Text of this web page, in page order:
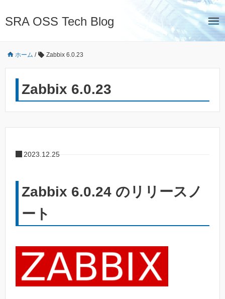
SRA OSS Tech Blog
ホーム / Zabbix 6.0.23
Zabbix 6.0.23
2023.12.25
Zabbix 6.0.24 のリリースノ
ート